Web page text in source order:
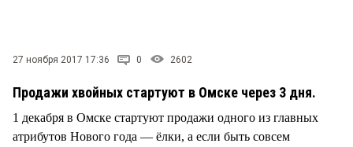
27 ноября 2017 17:36 0 2602
Продажи хвойных стартуют в Омске через 3 дня.
1 декабря в Омске стартуют продажи одного из главных
атрибутов Нового года — ёлки, а если быть совсем